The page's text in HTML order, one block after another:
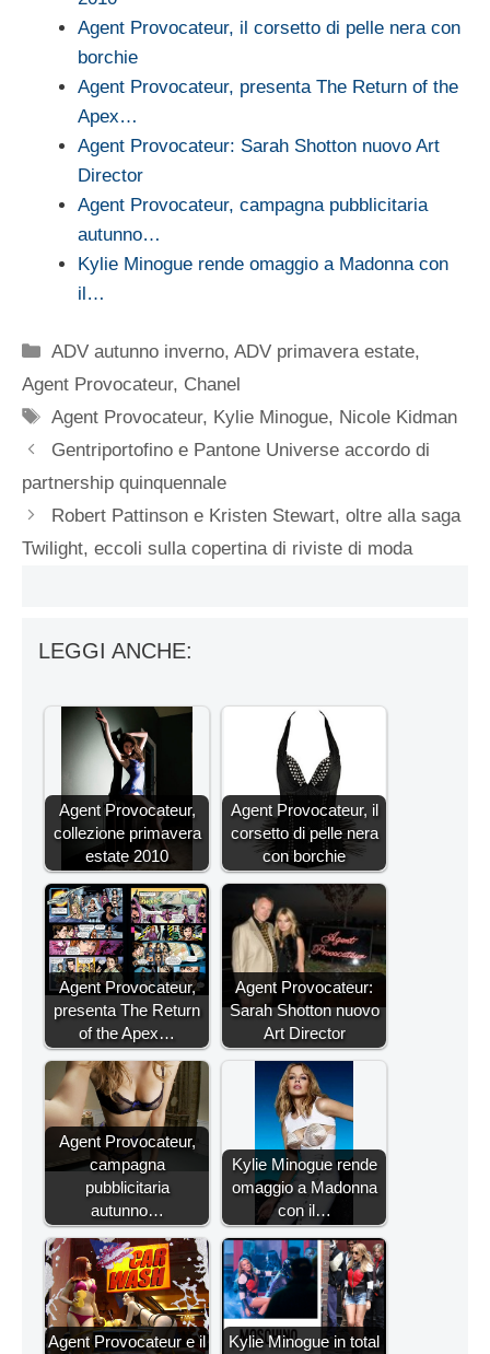
Agent Provocateur, il corsetto di pelle nera con
borchie
Agent Provocateur, presenta The Return of the
Apex…
Agent Provocateur: Sarah Shotton nuovo Art
Director
Agent Provocateur, campagna pubblicitaria
autunno…
Kylie Minogue rende omaggio a Madonna con
il…
Categorie
ADV autunno inverno,ADV primavera estate,
Agent Provocateur, Chanel
Tag
Agent Provocateur, Kylie Minogue, Nicole Kidman
Gentriportofino e Pantone Universe accordo di
partnership quinquennale
Robert Pattinson e Kristen Stewart, oltre alla saga
Twilight, eccoli sulla copertina di riviste di moda
LEGGI ANCHE:
Agent Provocateur,
collezione primavera
estate 2010
Agent Provocateur, il
corsetto di pelle nera
con borchie
Agent Provocateur,
presenta The Return
of the Apex…
Agent Provocateur:
Sarah Shotton nuovo
Art Director
Agent Provocateur,
campagna
pubblicitaria
autunno…
Kylie Minogue rende
omaggio a Madonna
con il…
Agent Provocateur e il
Kylie Minogue in total